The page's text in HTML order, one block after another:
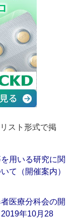
スト形式で掲
用いる研究に関
て（開催案内）
医療分科会の開
年10月28